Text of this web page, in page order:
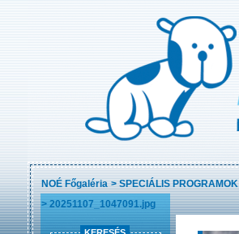
NOÉ Főgaléria >SPECIÁLIS PROGRAMOK
>20251107_1047091.jpg